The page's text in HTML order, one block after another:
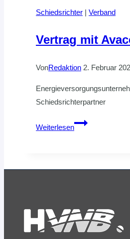
Schiedsrichter | Verband
Vertrag mit
VonRedaktion 2. Februar
Schiedsrichterpartner
Weiterlesen
Vertrag